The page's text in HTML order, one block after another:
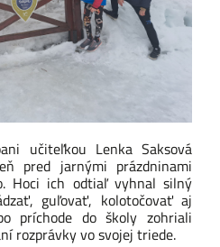
učiteľkou Lenka Saksová
pred jarnými prázdninami
Hoci ich odtiaľ vyhnal silný
guľovať, kolotočovať aj
príchode do školy zohriali
rozprávky vo svojej triede.